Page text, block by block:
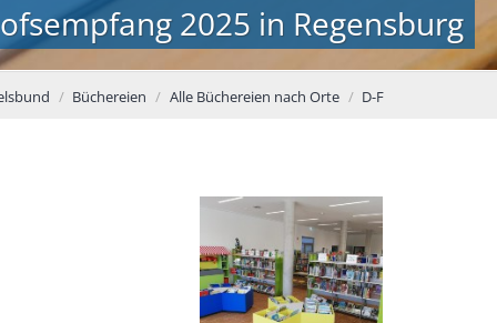
2025 in Regensburg
Büchereien Alle Büchereien nach Orte D-F